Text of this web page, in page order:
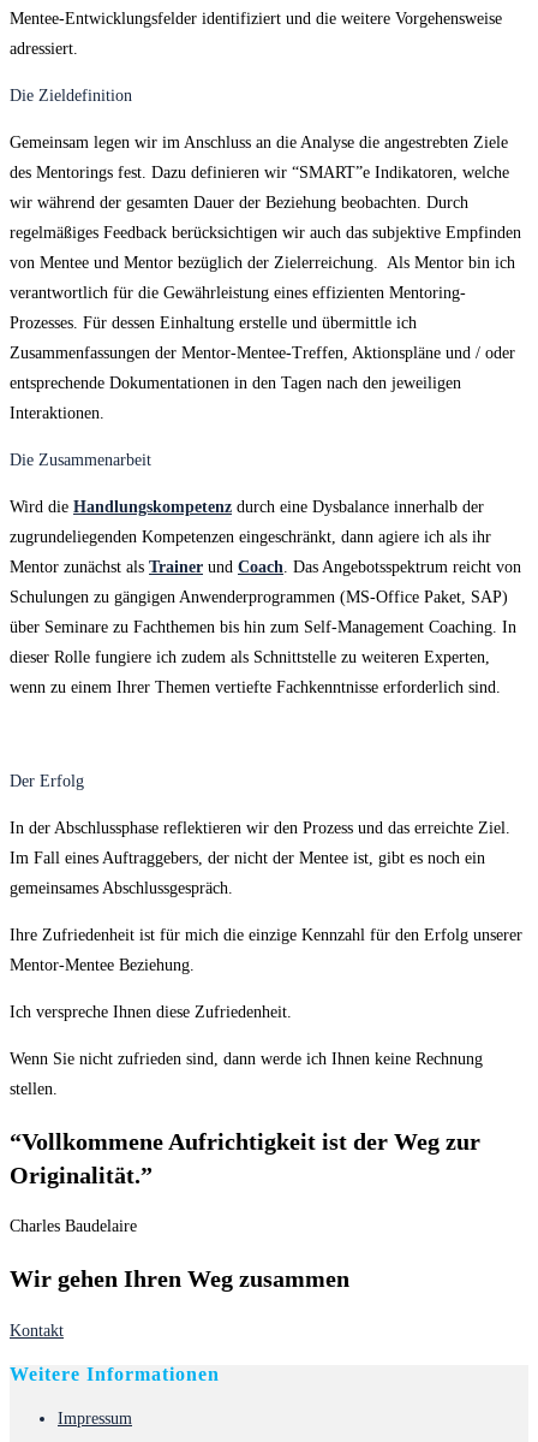
Mentee-Entwicklungsfelder identifiziert und die weitere Vorgehensweise
adressiert.
Die Zieldefinition
Gemeinsam legen wir im Anschluss an die Analyse die angestrebten Ziele
des Mentorings fest. Dazu definieren wir “SMART”e Indikatoren, welche
wir während der gesamten Dauer der Beziehung beobachten. Durch
regelmäßiges Feedback berücksichtigen wir auch das subjektive Empfinden
von Mentee und Mentor bezüglich der Zielerreichung. Als Mentor bin ich
verantwortlich für die Gewährleistung eines effizienten Mentoring-
Prozesses. Für dessen Einhaltung erstelle und übermittle ich
Zusammenfassungen der Mentor-Mentee-Treffen, Aktionspläne und / oder
entsprechende Dokumentationen in den Tagen nach den jeweiligen
Interaktionen.
Die Zusammenarbeit
Wird die Handlungskompetenz durch eine Dysbalance innerhalb der
zugrundeliegenden Kompetenzen eingeschränkt, dann agiere ich als ihr
Mentor zunächst als Trainer und Coach. Das Angebotsspektrum reicht von
Schulungen zu gängigen Anwenderprogrammen (MS-Office Paket, SAP)
über Seminare zu Fachthemen bis hin zum Self-Management Coaching. In
dieser Rolle fungiere ich zudem als Schnittstelle zu weiteren Experten,
wenn zu einem Ihrer Themen vertiefte Fachkenntnisse erforderlich sind.
Der Erfolg
In der Abschlussphase reflektieren wir den Prozess und das erreichte Ziel.
Im Fall eines Auftraggebers, der nicht der Mentee ist, gibt es noch ein
gemeinsames Abschlussgespräch.
Ihre Zufriedenheit ist für mich die einzige Kennzahl für den Erfolg unserer
Mentor-Mentee Beziehung.
Ich verspreche Ihnen diese Zufriedenheit.
Wenn Sie nicht zufrieden sind, dann werde ich Ihnen keine Rechnung
stellen.
“Vollkommene Aufrichtigkeit ist der Weg zur
Originalität.”
Charles Baudelaire
Wir gehen Ihren Weg zusammen
Kontakt
Weitere Informationen
Impressum